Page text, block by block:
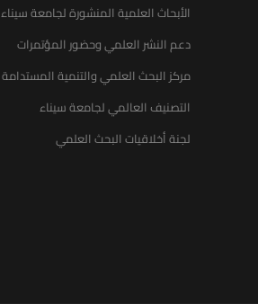
الأبحاث العلمية المنشورة لجامعة سيناء
دعم النشر العلمي وحضور المؤتمرات
مركز البحث العلمي والتنمية المستدامة
التصنيف العالمي لجامعة سيناء
لجنة أخلاقيات البحث العلمي